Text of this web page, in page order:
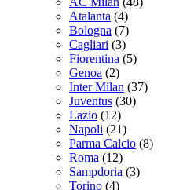
Atalanta (4)
Bologna (7)
Cagliari (3)
Fiorentina (5)
Genoa (2)
Inter Milan (37)
Juventus (30)
Lazio (12)
Napoli (21)
Parma Calcio (8)
Roma (12)
Sampdoria (3)
Torino (4)